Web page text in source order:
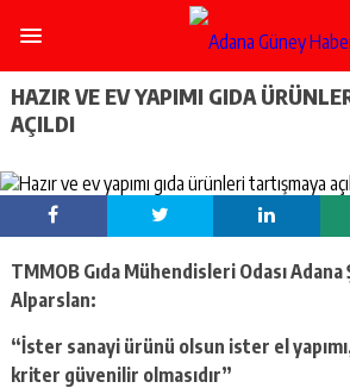
escort
ataşehir
escort
escort
-
ümraniye
mecidiyeköy
HAZIR VE EV YAPIMI GIDA
AÇILDI
TMMOB Gıda Mühendisleri Odası Adana
Alparslan:
“İster sanayi ürünü olsun ister el
kriter güvenilir olmasıdır”